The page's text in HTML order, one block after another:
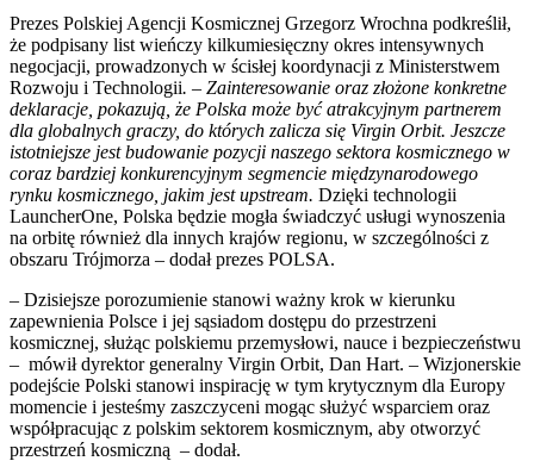
Prezes Polskiej Agencji Kosmicznej Grzegorz Wrochna podkreślił,
że podpisany list wieńczy kilkumiesięczny okres intensywnych
negocjacji, prowadzonych w ścisłej koordynacji z Ministerstwem
Rozwoju i Technologii. – Zainteresowanie oraz złożone konkretne
deklaracje, pokazują, że Polska może być atrakcyjnym partnerem
dla globalnych graczy, do których zalicza się Virgin Orbit. Jeszcze
istotniejsze jest budowanie pozycji naszego sektora kosmicznego w
coraz bardziej konkurencyjnym segmencie międzynarodowego
rynku kosmicznego, jakim jest upstream. Dzięki technologii
LauncherOne, Polska będzie mogła świadczyć usługi wynoszenia
na orbitę również dla innych krajów regionu, w szczególności z
obszaru Trójmorza – dodał prezes POLSA.
– Dzisiejsze porozumienie stanowi ważny krok w kierunku
zapewnienia Polsce i jej sąsiadom dostępu do przestrzeni
kosmicznej, służąc polskiemu przemysłowi, nauce i bezpieczeństwu
– mówił dyrektor generalny Virgin Orbit, Dan Hart. – Wizjonerskie
podejście Polski stanowi inspirację w tym krytycznym dla Europy
momencie i jesteśmy zaszczyceni mogąc służyć wsparciem oraz
współpracując z polskim sektorem kosmicznym, aby otworzyć
przestrzeń kosmiczną – dodał.